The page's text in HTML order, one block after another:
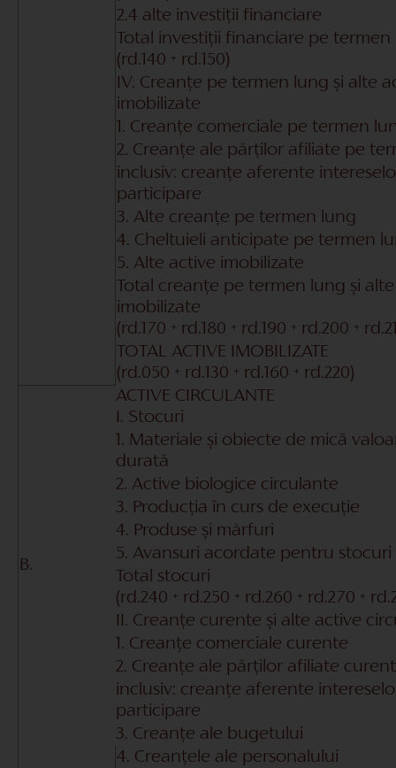
2.4 alte investiții financiare
Total investiții financiare pe
(rd.140 + rd.150)
IV. Creanțe pe termen lung și alte
imobilizate
1. Creanțe comerciale pe termen
2. Creanțe ale părților afiliate pe
inclusiv: creanțe aferente
participare
3. Alte creanțe pe termen lung
4. Cheltuieli anticipate pe termen
5. Alte active imobilizate
Total creanțe pe termen lung și
imobilizate
(rd.170 + rd.180 + rd.190 + rd.200 +
TOTAL ACTIVE IMOBILIZATE
(rd.050 + rd.130 + rd.160 + rd.220)
B.
ACTIVE CIRCULANTE
I. Stocuri
1. Materiale și obiecte de mică
durată
2. Active biologice circulante
3. Producția în curs de execuție
4. Produse și mărfuri
5. Avansuri acordate pentru stocuri
Total stocuri
(rd.240 + rd.250 + rd.260 + rd.270 +
II. Creanțe curente și alte active
1. Creanțe comerciale curente
2. Creanțe ale părților afiliate
inclusiv: creanțe aferente
participare
3. Creanțe ale bugetului
4. Creanțele ale personalului